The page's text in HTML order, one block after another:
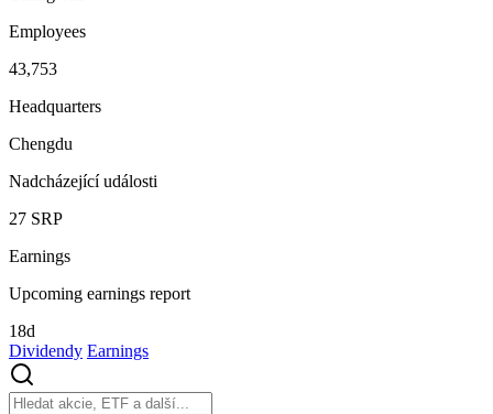
Employees
43,753
Headquarters
Chengdu
Nadcházející události
27 SRP
Earnings
Upcoming earnings report
18d
Dividendy Earnings